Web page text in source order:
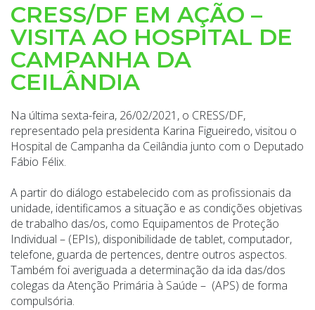
CRESS/DF EM AÇÃO –
VISITA AO HOSPITAL DE
CAMPANHA DA
CEILÂNDIA
Na última sexta-feira, 26/02/2021, o CRESS/DF,
representado pela presidenta Karina Figueiredo, visitou o
Hospital de Campanha da Ceilândia junto com o Deputado
Fábio Félix.
A partir do diálogo estabelecido com as profissionais da
unidade, identificamos a situação e as condições objetivas
de trabalho das/os, como Equipamentos de Proteção
Individual – (EPIs), disponibilidade de tablet, computador,
telefone, guarda de pertences, dentre outros aspectos.
Também foi averiguada a determinação da ida das/dos
colegas da Atenção Primária à Saúde – (APS) de forma
compulsória.